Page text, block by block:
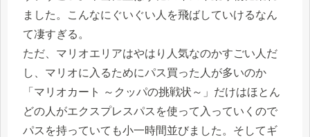
ました。こんなにぐいぐい人を飛ばしていけるなん
て凄すぎる。
ただ、マリオエリアはやはり人気なのかすごい人だ
し、マリオに入るためにパス買った人が多いのか
「マリオカート ～クッパの挑戦状～」だけはほとん
どの人がエクスプレスパスを使って入っていくので
パスを持っていても小一時間並びました。そしてギ